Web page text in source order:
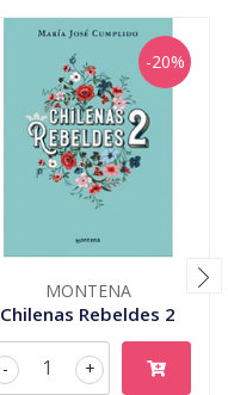
-20%
MONTENA
Chilenas Rebeldes 2
+
-